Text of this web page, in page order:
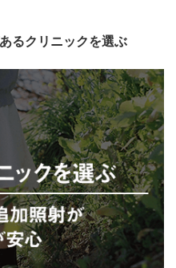
るクリニックを選ぶ